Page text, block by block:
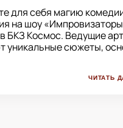
для себя магию
на шоу
БКЗ Космос. Ведущие
уникальные сюжеты,
ЧИТАТЬ